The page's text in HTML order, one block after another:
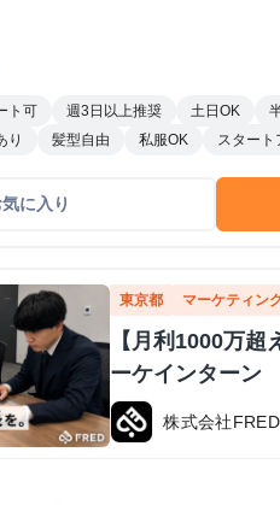
バーを対象に支給！ 📚️休学中の希望者には、休学費用の全
ト可 週3日以上推奨 土日OK
り 髪型自由 私服OK スタート
に入り
東京都 マーケティン
【月利1000万
ーケインターン
株式会社FRED